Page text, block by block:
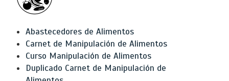
Abastecedores de Alimentos
Carnet de Manipulación de Alimentos
Curso Manipulación de Alimentos
Duplicado Carnet de Manipulación de